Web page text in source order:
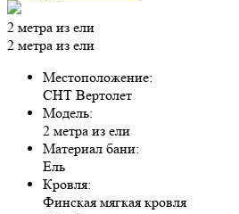
2 метра из ели
2 метра из ели
Местоположение:
СНТ Вертолет
Модель:
2 метра из ели
Материал бани:
Ель
Кровля:
Финская мягкая кровля